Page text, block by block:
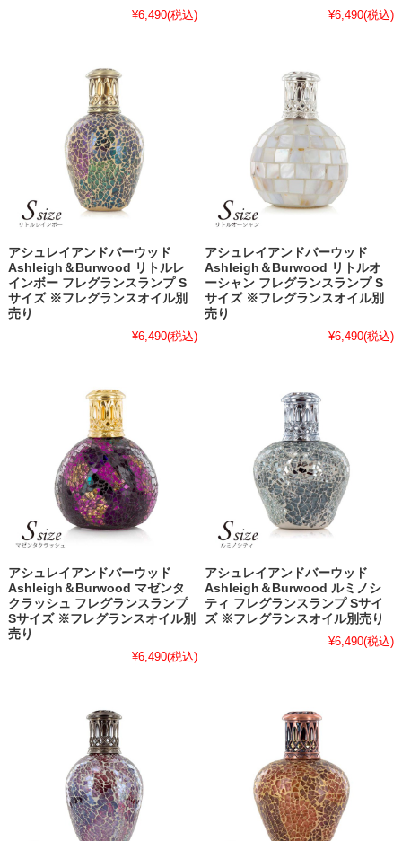
¥6,490(税込)
¥6,490(税込)
アシュレイアンドバーウッド
Ashleigh＆Burwood リトルレ
インボー フレグランスランプ S
サイズ ※フレグランスオイル別
売り
¥6,490(税込)
アシュレイアンドバーウッド
Ashleigh＆Burwood リトルオ
ーシャン フレグランスランプ S
サイズ ※フレグランスオイル別
売り
¥6,490(税込)
アシュレイアンドバーウッド
Ashleigh＆Burwood マゼンタ
クラッシュ フレグランスランプ
Sサイズ ※フレグランスオイル別
売り
¥6,490(税込)
アシュレイアンドバーウッド
Ashleigh＆Burwood ルミノシ
ティ フレグランスランプ Sサイ
ズ ※フレグランスオイル別売り
¥6,490(税込)